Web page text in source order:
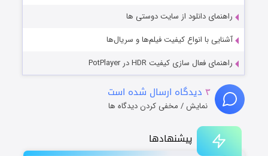
پیشنهادها
راهنمای دانلود از سایت دوستی ها
آشنایی با انواع کیفیت فیلم‌ها و سریال‌ها
راهنمای فعال سازی کیفیت HDR در PotPlayer
۳ دیدگاه ارسال شده است
نمایش / مخفی کردن دیدگاه ها